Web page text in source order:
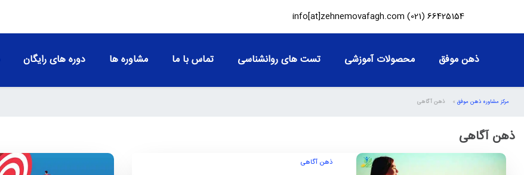
66425154 (021)
info[at]zehnemovafagh.com
ذهن موفق محصولات آموزشی تست های روانشناسی تماس با ما مشاوره ها دوره های رایگان
مرکز مشاوره ذهن موفق » ذهن آگاهی
ذهن آگاهی
ذهن آگاهی